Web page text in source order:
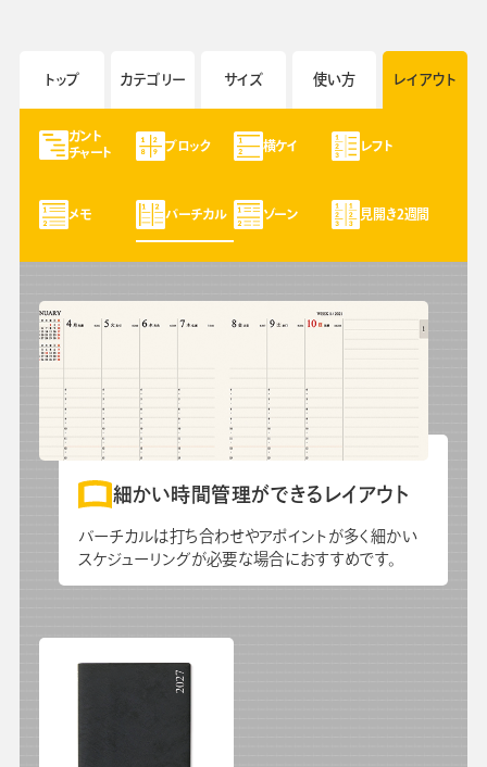
手帳・カレンダー商品
ビジネスベーシックダイアリー
コラム
グループ会社 プライバシーポリシー個人情報保護法 利用規約
学校向け人材育成事業 企業情報
トップ カテゴリー サイズ 使い方 レイアウト
ガント
チャート
ブロック 横ケイ レフト
メモ バーチカル ゾーン 見開き2週間
細かい時間管理ができるレイアウト
バーチカルは打ち合わせやアポイントが多く細かい
スケジューリングが必要な場合におすすめです。